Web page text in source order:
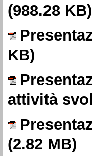
(988.28 KB)
KB)
attività
(2.82 MB)